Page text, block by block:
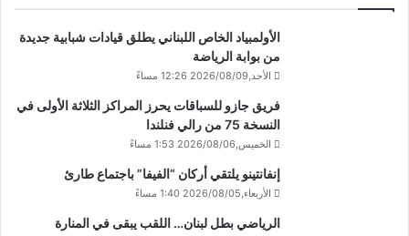
الأولمبياد الخاص اللبناني يطلق قيادات شبابية جديدة
من بوابة الرياضة
الأحد,2026/08/09 12:26 مساءً
فريق جازو للسباقات يحرز المراكز الثلاثة الأولى في
النسخة 75 من رالي فنلندا
الخميس,2026/08/06 1:53 مساءً
إنفانتينو يلتقي أركان “الفيفا” باجتماع طارئ
الأربعاء,2026/08/05 1:40 مساءً
الرياضي بطل لبنان… اللقب يبقى في المنارة